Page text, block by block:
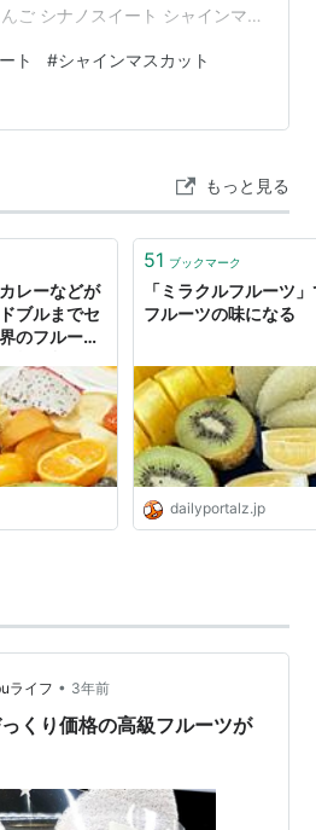
ご シナノスイート シャインマ
、りんごの品種「つがる」と
甘みの強いりんごです。 がぶっ
弱い方は皮を剥いて、食べやす
ンが豊富なので、半分を毎日た
…
ト #シャインマスカット
もっと見る
レーなどが
ブルまでセ
のフルーツ
51 ブックマーク
「ミラクルフルーツ
フルーツの味になる
dailyportalz.jp
ライフ • 3年前
くり価格の高級フルーツが